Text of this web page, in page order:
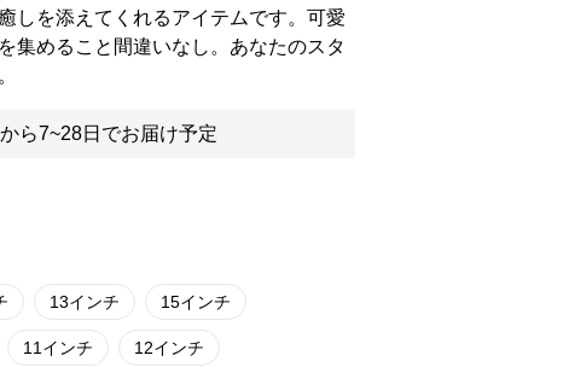
しを添えてくれるアイテムです。可愛
集めること間違いなし。あなたのスタ
ら7~28日でお届け予定
13インチ 15インチ
11インチ 12インチ